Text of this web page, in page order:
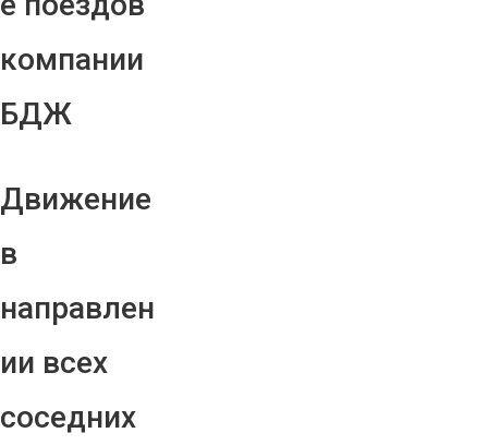
компании
БДЖ
Движение
в
направлен
ии всех
соседних